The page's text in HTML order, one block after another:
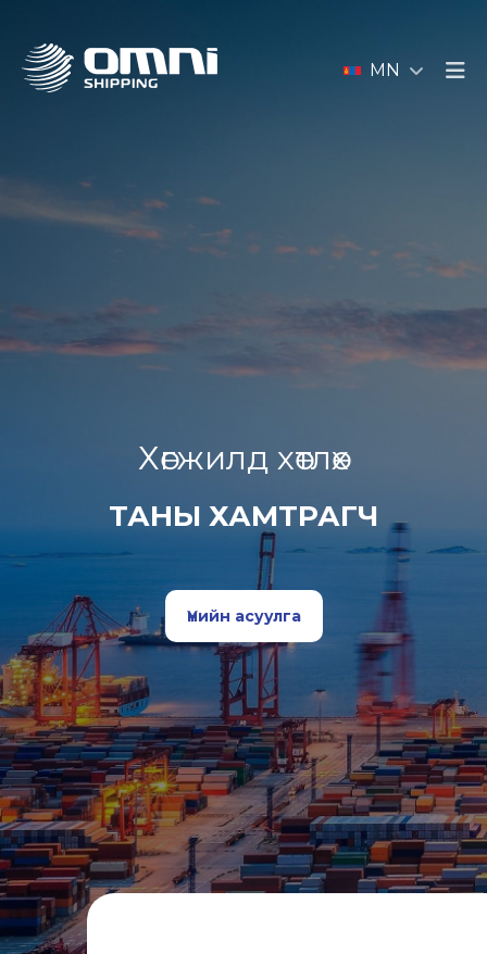
MN
Хөгжилд хөтлөх
ТАНЫ ХАМТРАГЧ
Үнийн асуулга